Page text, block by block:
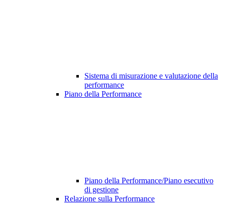
Sistema di misurazione e valutazione della
performance
Piano della Performance
Piano della Performance/Piano esecutivo
di gestione
Relazione sulla Performance